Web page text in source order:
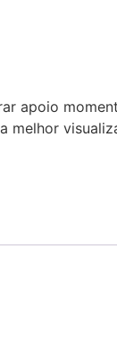
apoio
melhor